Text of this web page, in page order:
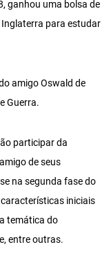
ganhou uma bolsa de
para estudar
amigo Oswald de
Guerra.
participar da
de seus
na segunda fase do
iniciais
temática do
entre outras.